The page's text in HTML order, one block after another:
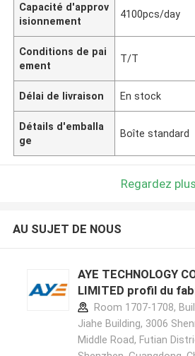
Capacité d'approv
isionnement
4100pcs/day
Conditions de pai
ement
T/T
Délai de livraison En stock
Détails d'emballa
ge
Boîte standard
Regardez plus
AU SUJET DE NOUS
AYE TECHNOLOGY
LIMITED profil du
Room 1707-1708,
Jiahe Building, 3006
Middle Road, Futian